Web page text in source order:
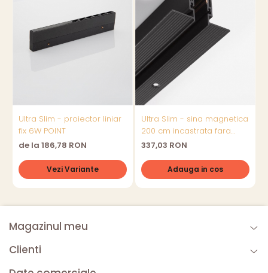
Ultra Slim - proiector liniar
fix 6W POINT
de la 186,78 RON
Vezi Variante
Ultra Slim - sina magnetica
200 cm incastrata fara
bordura - (Max 300W), Cut-
337,03 RON
Adauga in cos
Magazinul meu
Clienti